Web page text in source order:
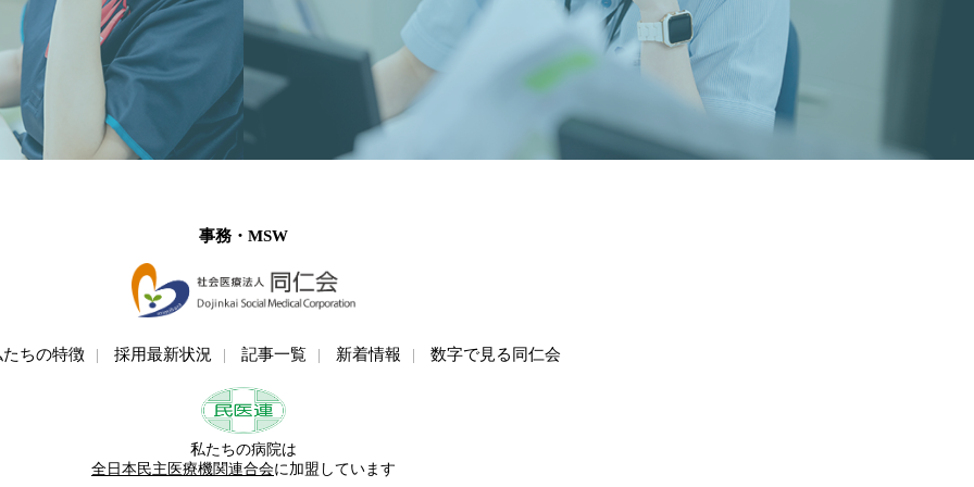
事務・MSW
ちの特徴 採用最新状況 記事一覧 新着情報 数字で見る同仁会
私たちの病院は
全日本民主医療機関連合会に加盟しています